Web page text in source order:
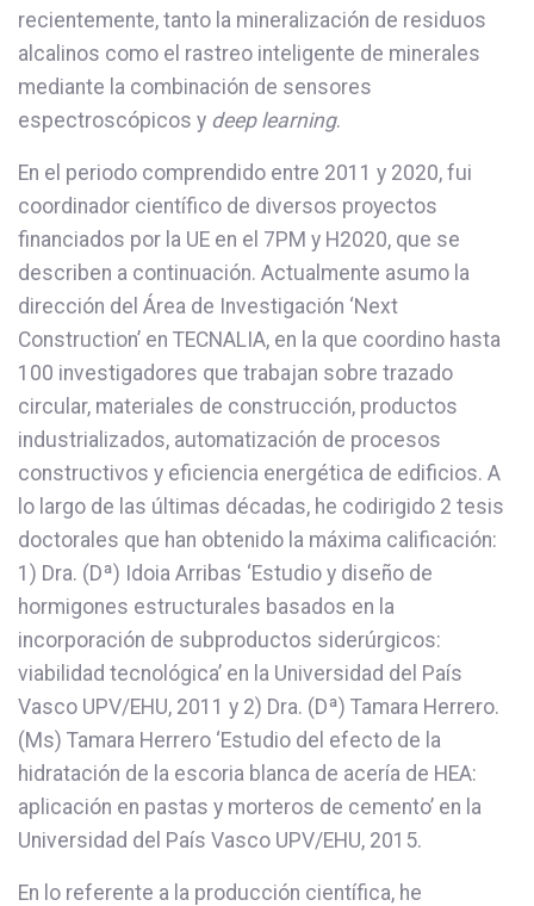
recientemente, tanto la mineralización de residuos
alcalinos como el rastreo inteligente de minerales
mediante la combinación de sensores
espectroscópicos y deep learning.
En el periodo comprendido entre 2011 y 2020, fui
coordinador científico de diversos proyectos
financiados por la UE en el 7PM y H2020, que se
describen a continuación. Actualmente asumo la
dirección del Área de Investigación ‘Next
Construction’ en TECNALIA, en la que coordino hasta
100 investigadores que trabajan sobre trazado
circular, materiales de construcción, productos
industrializados, automatización de procesos
constructivos y eficiencia energética de edificios. A
lo largo de las últimas décadas, he codirigido 2 tesis
doctorales que han obtenido la máxima calificación:
1) Dra. (Dª) Idoia Arribas ‘Estudio y diseño de
hormigones estructurales basados en la
incorporación de subproductos siderúrgicos:
viabilidad tecnológica’ en la Universidad del País
Vasco UPV/EHU, 2011 y 2) Dra. (Dª) Tamara Herrero.
(Ms) Tamara Herrero ‘Estudio del efecto de la
hidratación de la escoria blanca de acería de HEA:
aplicación en pastas y morteros de cemento’ en la
Universidad del País Vasco UPV/EHU, 2015.
En lo referente a la producción científica, he